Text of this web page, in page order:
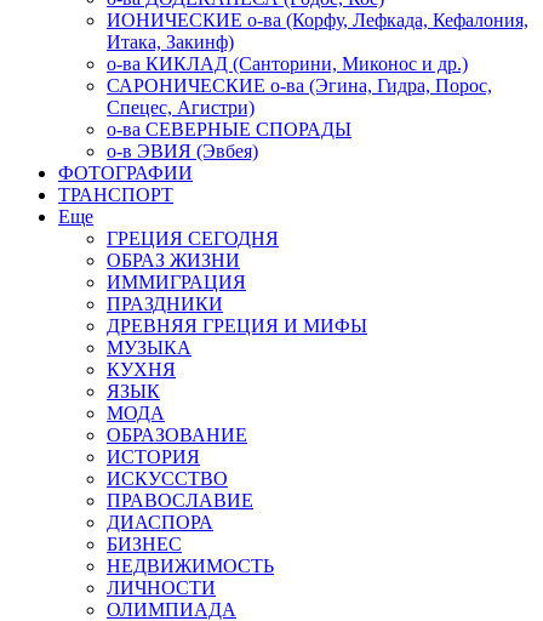
ИОНИЧЕСКИЕ о-ва (Корфу, Лефкада, Кефалония,
Итака, Закинф)
о-ва КИКЛАД (Санторини, Миконос и др.)
САРОНИЧЕСКИЕ о-ва (Эгина, Гидра, Порос,
Спецес, Агистри)
о-ва СЕВЕРНЫЕ СПОРАДЫ
о-в ЭВИЯ (Эвбея)
ФОТОГРАФИИ
ТРАНСПОРТ
Еще
ГРЕЦИЯ СЕГОДНЯ
ОБРАЗ ЖИЗНИ
ИММИГРАЦИЯ
ПРАЗДНИКИ
ДРЕВНЯЯ ГРЕЦИЯ И МИФЫ
МУЗЫКА
КУХНЯ
ЯЗЫК
МОДА
ОБРАЗОВАНИЕ
ИСТОРИЯ
ИСКУССТВО
ПРАВОСЛАВИЕ
ДИАСПОРА
БИЗНЕС
НЕДВИЖИМОСТЬ
ЛИЧНОСТИ
ОЛИМПИАДА